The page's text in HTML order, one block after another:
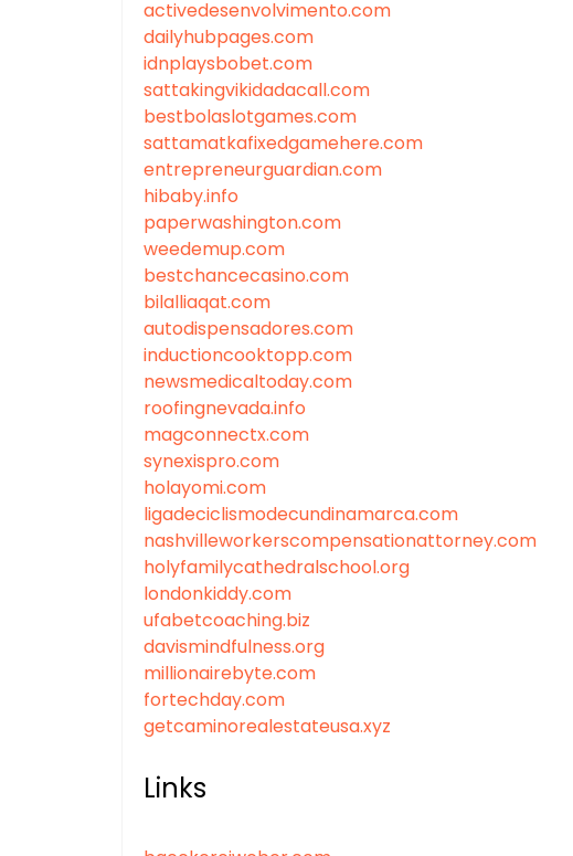
activedesenvolvimento.com
dailyhubpages.com
idnplaysbobet.com
sattakingvikidadacall.com
bestbolaslotgames.com
sattamatkafixedgamehere.com
entrepreneurguardian.com
hibaby.info
paperwashington.com
weedemup.com
bestchancecasino.com
bilalliaqat.com
autodispensadores.com
inductioncooktopp.com
newsmedicaltoday.com
roofingnevada.info
magconnectx.com
synexispro.com
holayomi.com
ligadeciclismodecundinamarca.com
nashvilleworkerscompensationattorney.com
holyfamilycathedralschool.org
londonkiddy.com
ufabetcoaching.biz
davismindfulness.org
millionairebyte.com
fortechday.com
getcaminorealestateusa.xyz
Links